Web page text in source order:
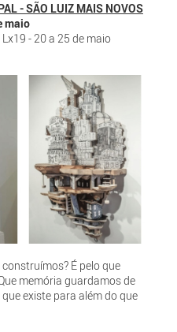
- SÃO LUIZ MAIS NOVOS
maio
- 20 a 25 de maio
É pelo que
memória guardamos de
existe para além do que